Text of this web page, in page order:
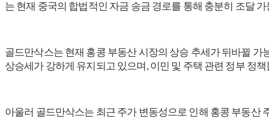
는 현재 중국의 합법적인 자금 송금 경로를 통해 충분히 조달
골드만삭스는 현재 홍콩 부동산 시장의 상승 추세가 뒤바뀔
상승세가 강하게 유지되고 있으며, 이민 및 주택 관련 정부 정
아울러 골드만삭스는 최근 주가 변동성으로 인해 홍콩 부동산